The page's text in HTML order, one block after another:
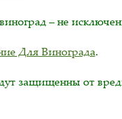
– не
Для Винограда.
защищенны от